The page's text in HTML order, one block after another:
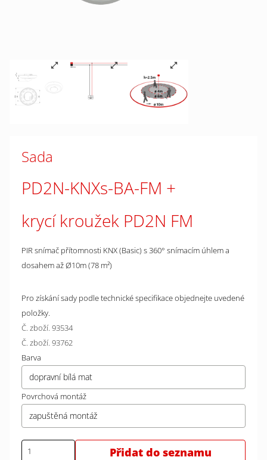
Sada
PD2N-KNXs-BA-FM
krycí kroužek PD2N FM
PIR snímač přítomnosti KNX (Basic) s 360° snímacím úhlem a
dosahem až Ø10m (78 m²)
Pro získání sady podle technické specifikace objednejte uvedené
položky.
Č. zboží. 93534
Č. zboží. 93762
Barva
dopravní bílá mat
Povrchová montáž
zapuštěná montáž
Přidat do seznamu